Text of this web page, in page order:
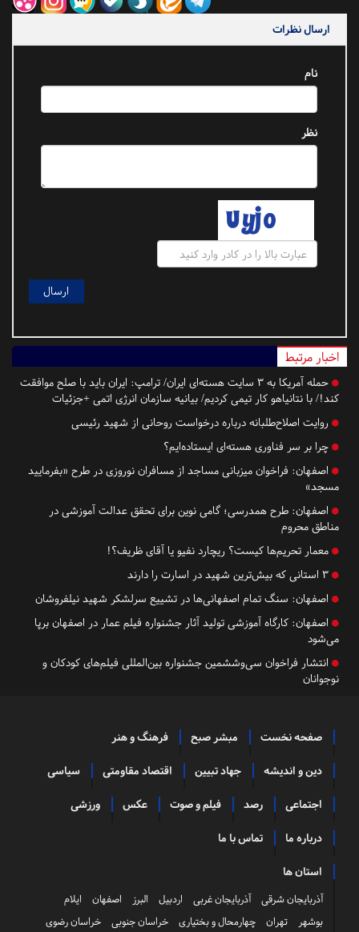
ارسال نظرات
نام
نظر
اخبار مرتبط
حمله آمریکا به ۳ سایت هسته‌ای ایران/ ترامپ: ایران باید با صلح موافقت
کند!/ با نتانیاهو کار تیمی کردیم/ بیانیه سازمان انرژی اتمی +جزئیات
روایت اصلاح‌طلبانه درباره درخواست روحانی از شهید رئیسی
چرا بر سر فناوری هسته‌ای ایستاده‌ایم؟
اصفهان: فراخوان میزبانی مساجد از مسافران نوروزی در طرح «بفرمایید
مسجد»
اصفهان: طرح همدرسی؛ گامی نوین برای تحقق عدالت آموزشی در
مناطق محروم
معمار تحریم‌ها کیست؟ ریچارد نفیو یا آقای ظریف؟!
۳ استانی که بیش‌ترین شهید در اسارت را دارند
اصفهان: سنگ تمام اصفهانی‌ها در تشییع سرلشکر شهید نیلفروشان
اصفهان: ​​​​​​​کارگاه آموزشی تولید آثار جشنواره فیلم عمار در اصفهان برپا
می‌شود
انتشار فراخوان سی‌و‌ششمین جشنواره بین‌المللی فیلم‌های کودکان و
نوجوانان
صفحه نخست مبشر صبح فرهنگ و هنر
دین و اندیشه جهاد تبیین اقتصاد مقاومتی سیاسی
اجتماعی رصد فیلم و صوت عکس ورزشی
درباره ما تماس با ما
استان ها
آذربایجان شرقی آذربایجان غربی اردبیل البرز اصفهان
ایلام
بوشهر
تهران چهارمحال و بختیاری خراسان جنوبی خراسان رضوی